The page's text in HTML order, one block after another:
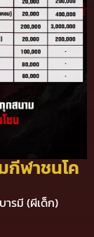
กีฬาชนโค
ารมี (ผีเด็ก)